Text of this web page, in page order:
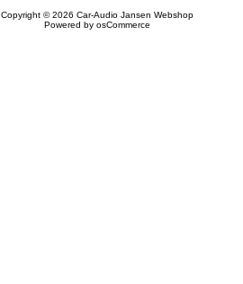
Copyright © 2026 Car-Audio Jansen Webshop
Powered by osCommerce